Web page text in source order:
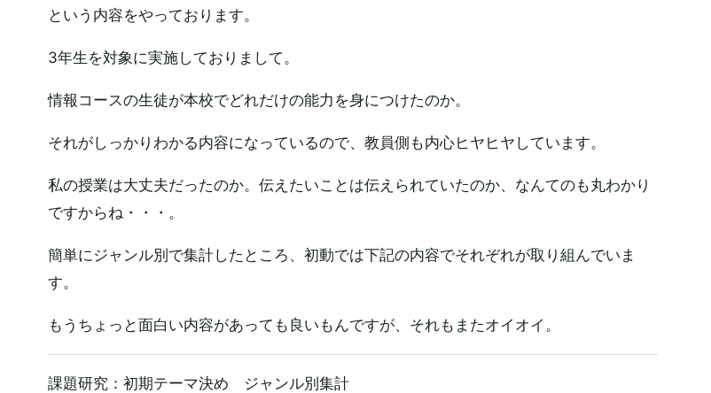
という内容をやっております。
3年生を対象に実施しておりまして。
情報コースの生徒が本校でどれだけの能力を身につけたのか。
それがしっかりわかる内容になっているので、教員側も内心ヒヤヒヤしています。
私の授業は大丈夫だったのか。伝えたいことは伝えられていたのか、なんてのも丸わかり
ですからね・・・。
簡単にジャンル別で集計したところ、初動では下記の内容でそれぞれが取り組んでいま
す。
もうちょっと面白い内容があっても良いもんですが、それもまたオイオイ。
課題研究：初期テーマ決め ジャンル別集計